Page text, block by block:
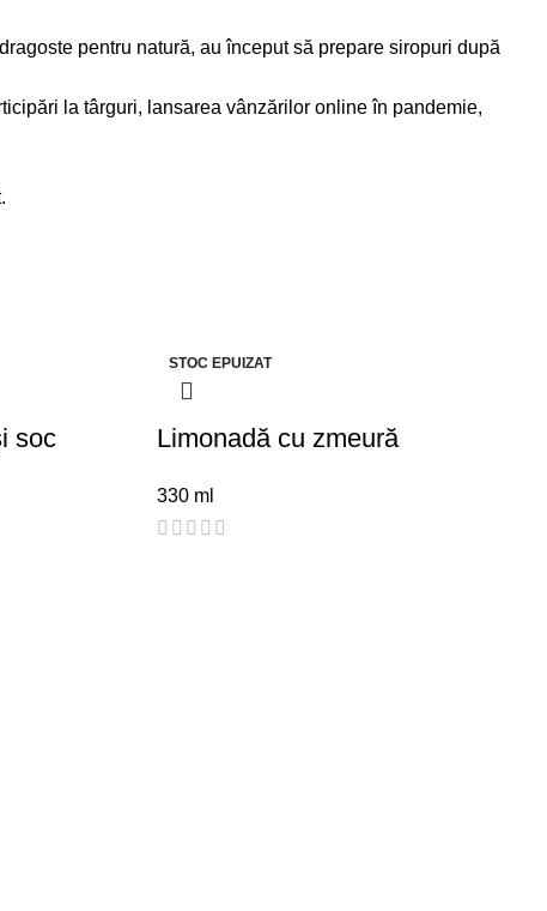
pentru natură, au început să prepare siropuri după
la târguri, lansarea vânzărilor online în pandemie,
soc
STOC EPUIZAT
Limonadă cu zmeură
330 ml